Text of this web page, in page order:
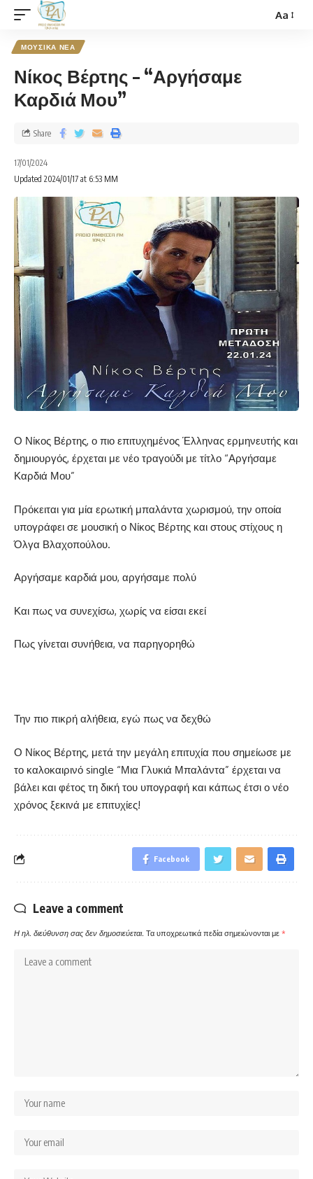
Aa
ΜΟΥΣΙΚΑ ΝΕΑ
Νίκος Βέρτης – “Αργήσαμε
Καρδιά Μου”
17/01/2024
Updated 2024/01/17 at 6:53 ΜΜ
Share
Ο Νίκος Βέρτης, ο πιο επιτυχημένος Έλληνας ερμηνευτής και
δημιουργός, έρχεται με νέο τραγούδι με τίτλο “Αργήσαμε
Καρδιά Μου”
Πρόκειται για μία ερωτική μπαλάντα χωρισμού, την οποία
υπογράφει σε μουσική ο Νίκος Βέρτης και στους στίχους η
Όλγα Βλαχοπούλου.
Αργήσαμε καρδιά μου, αργήσαμε πολύ
Και πως να συνεχίσω, χωρίς να είσαι εκεί
Πως γίνεται συνήθεια, να παρηγορηθώ
Την πιο πικρή αλήθεια, εγώ πως να δεχθώ
Ο Νίκος Βέρτης, μετά την μεγάλη επιτυχία που σημείωσε με
το καλοκαιρινό single “Μια Γλυκιά Μπαλάντα” έρχεται να
βάλει και φέτος τη δική του υπογραφή και κάπως έτσι ο νέο
χρόνος ξεκινά με επιτυχίες!
Facebook
Leave a comment
Η ηλ. διεύθυνση σας δεν δημοσιεύεται. Τα υποχρεωτικά πεδία σημειώνονται με *